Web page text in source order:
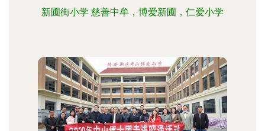
新圃街小学 慈善中牟，博爱新圃，仁爱小学